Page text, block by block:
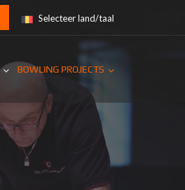
Selecteer land/taal
BOWLING PROJECTS